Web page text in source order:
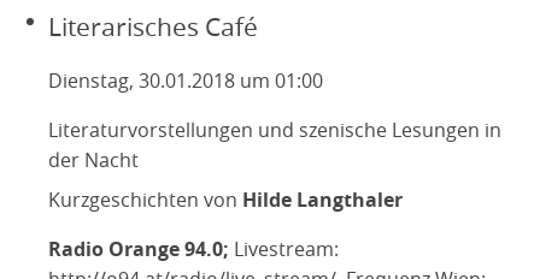
Literarisches Café
Dienstag, 30.01.2018 um 01:00
Literaturvorstellungen und szenische Lesungen in
der Nacht
Kurzgeschichten von Hilde Langthaler
Radio Orange 94.0; Livestream: